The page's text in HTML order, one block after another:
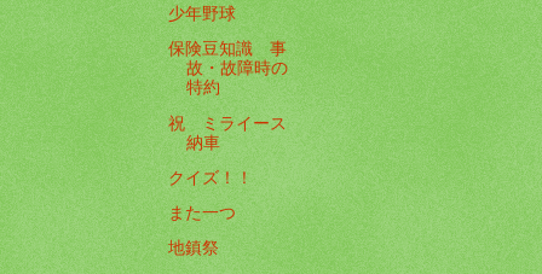
少年野球
保険豆知識 事
故・故障時の
特約
祝 ミライース
納車
クイズ！！
また一つ
地鎮祭